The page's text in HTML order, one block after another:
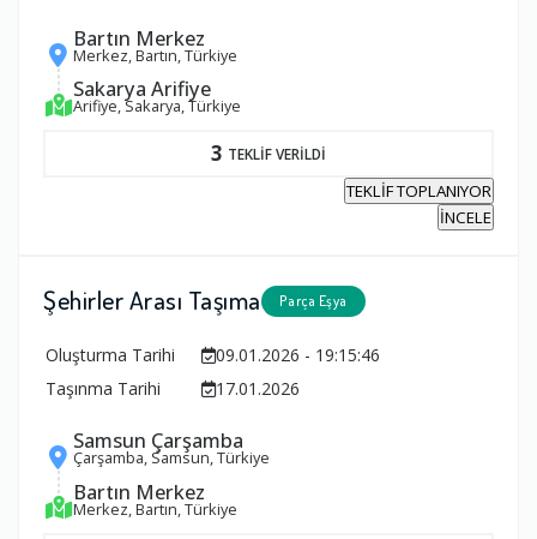
Bartın Merkez
Merkez, Bartın, Türkiye
Sakarya Arifiye
Arifiye, Sakarya, Türkiye
3 TEKLİF VERİLDİ
TEKLİF TOPLANIYOR
İNCELE
Şehirler Arası Taşıma Parça Eşya
Oluşturma Tarihi
09.01.2026 - 19:15:46
Taşınma Tarihi
17.01.2026
Samsun Çarşamba
Çarşamba, Samsun, Türkiye
Bartın Merkez
Merkez, Bartın, Türkiye